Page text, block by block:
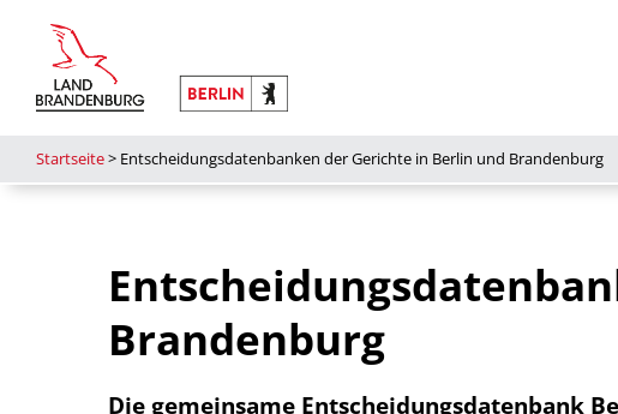
Startseite> Entscheidungsdatenbanken der Gerichte in Berlin und Brandenburg
Brandenburg
Die gemeinsame Entscheidungsdatenbank